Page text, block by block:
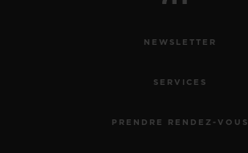
NEWSLETTER
SERVICES
PRENDRE RENDEZ-VOUS